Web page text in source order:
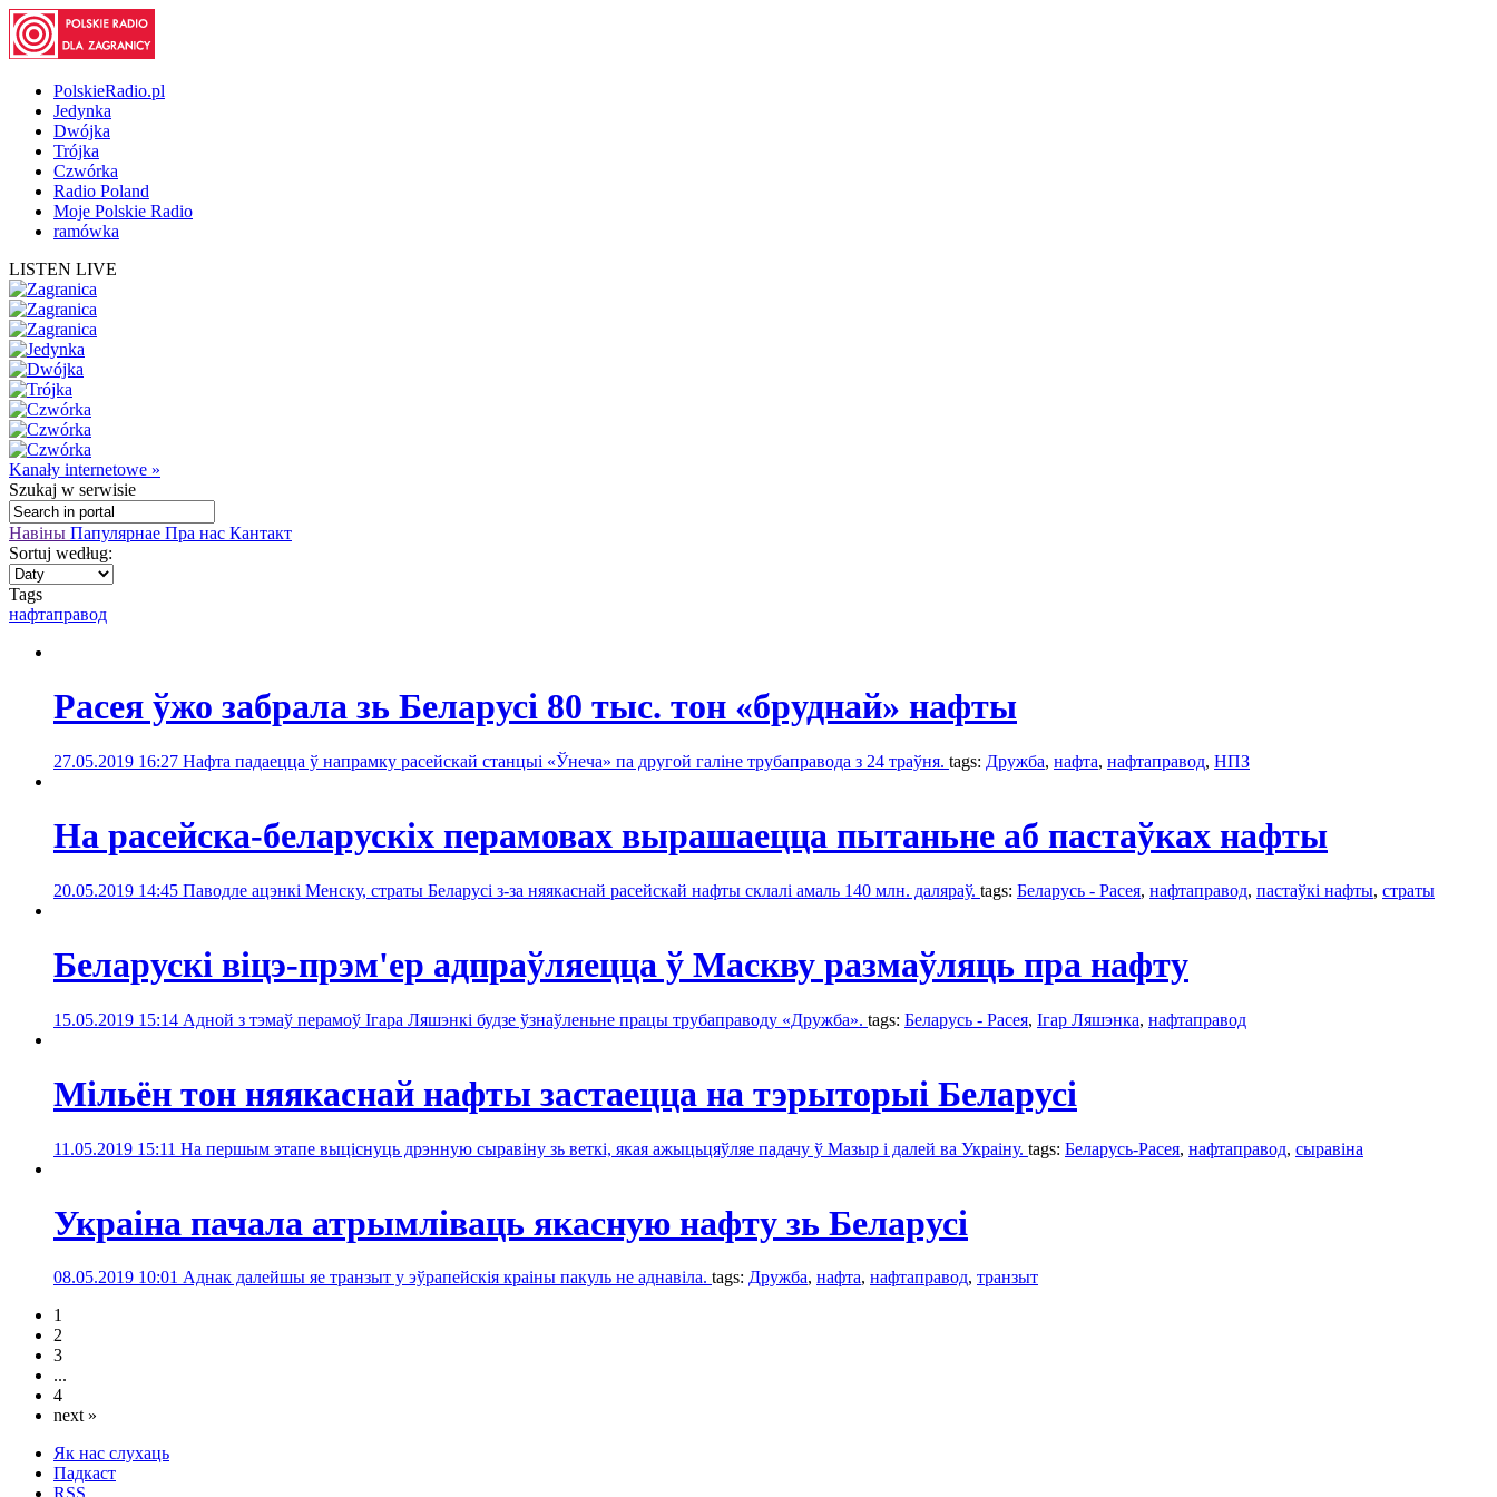
PolskieRadio.pl
Jedynka
Dwójka
Trójka
Czwórka
Radio Poland
Moje Polskie Radio
ramówka
LISTEN LIVE
Kanały internetowe »
Szukaj w serwisie
Навіны Папулярнае Пра нас Кантакт
Sortuj według:
Tags
нафтаправод
Расея ўжо забрала зь Беларусі 80 тыс. тон «бруднай» нафты
27.05.2019 16:27 Нафта падаецца ў напрамку расейскай станцыі «Ўнеча» па другой галіне трубаправода з 24 траўня. tags: Дружбa, нафта, нафтаправод, НПЗ
На расейска-беларускіх перамовах вырашаецца пытаньне аб пастаўках нафты
20.05.2019 14:45 Паводле ацэнкі Менску, страты Беларусі з-за няякаснай расейскай нафты склалі амаль 140 млн. даляраў. tags: Беларусь - Расея, нафтаправод, пастаўкі нафты, страты
Беларускі віцэ-прэм'ер адпраўляецца ў Маскву размаўляць пра нафту
15.05.2019 15:14 Адной з тэмаў перамоў Ігара Ляшэнкі будзе ўзнаўленьне працы трубаправоду «Дружба». tags: Беларусь - Расея, Ігар Ляшэнка, нафтаправод
Мільён тон няякаснай нафты застаецца на тэрыторыі Беларусі
11.05.2019 15:11 На першым этапе выціснуць дрэнную сыравіну зь веткі, якая ажыцьцяўляе падачу ў Мазыр і далей ва Украіну. tags: Беларусь-Расея, нафтаправод, сыравіна
Украіна пачала атрымліваць якасную нафту зь Беларусі
08.05.2019 10:01 Аднак далейшы яе транзыт у эўрапейскія краіны пакуль не аднавіла. tags: Дружбa, нафта, нафтаправод, транзыт
1
2
3
...
4
next »
Як нас слухаць
Падкаст